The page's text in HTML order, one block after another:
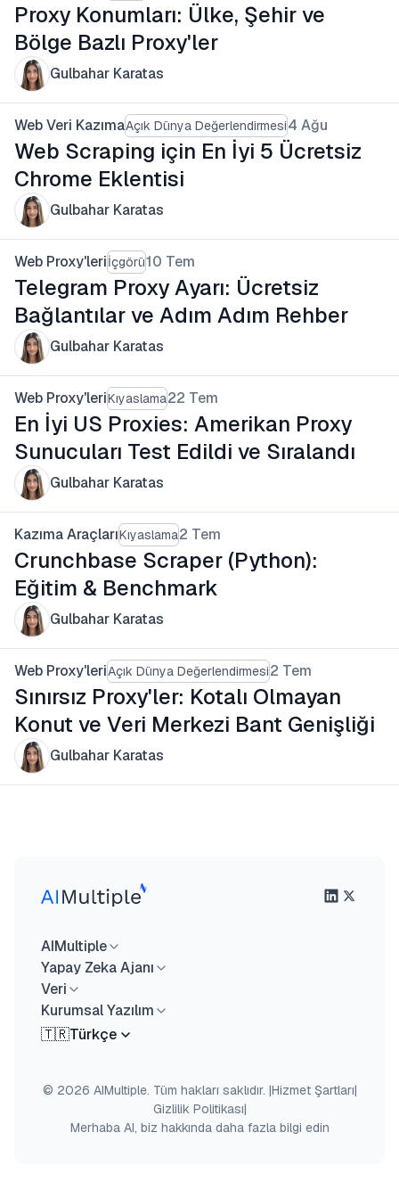
Proxy Konumları: Ülke, Şehir ve
Bölge Bazlı Proxy'ler
Gulbahar Karatas
Web Veri KazımaAçık Dünya Değerlendirmesi4 Ağu
Web Scraping için En İyi 5 Ücretsiz
Chrome Eklentisi
Gulbahar Karatas
Web Proxy'leriİçgörü10 Tem
Telegram Proxy Ayarı: Ücretsiz
Bağlantılar ve Adım Adım Rehber
Gulbahar Karatas
Web Proxy'leriKıyaslama22 Tem
En İyi US Proxies: Amerikan Proxy
Sunucuları Test Edildi ve Sıralandı
Gulbahar Karatas
Kazıma AraçlarıKıyaslama2 Tem
Crunchbase Scraper (Python):
Eğitim & Benchmark
Gulbahar Karatas
Web Proxy'leriAçık Dünya Değerlendirmesi2 Tem
Sınırsız Proxy'ler: Kotalı Olmayan
Konut ve Veri Merkezi Bant Genişliği
Gulbahar Karatas
AIMultiple
Yapay Zeka Ajanı
Veri
Kurumsal Yazılım
🇹🇷Türkçe
© 2026 AIMultiple. Tüm hakları saklıdır. |Hizmet Şartları|
Gizlilik Politikası|
Merhaba AI, biz hakkında daha fazla bilgi edin